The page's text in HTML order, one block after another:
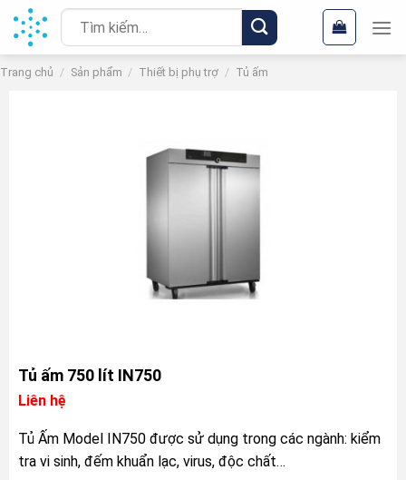
Chuyển
đến
nội
dung
Tìm
kiếm:
Trang chủ / Sản phẩm / Thiết bị phụ trợ / Tủ ấm
Tủ ấm 750 lít IN750
Liên hệ
Tủ Ấm Model IN750 được sử dụng trong các ngành: kiểm
tra vi sinh, đếm khuẩn lạc, virus, độc chất…